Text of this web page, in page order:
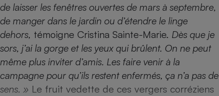
de laisser les fenêtres ouvertes de mars à septembre,
de manger dans le jardin ou d’étendre le linge
dehors, témoigne Cristina Sainte-Marie. Dès que je
sors, j’ai la gorge et les yeux qui brûlent. On ne peut
même plus inviter d’amis. Les faire venir à la
campagne pour qu’ils restent enfermés, ça n’a pas de
sens. » Le fruit vedette de ces vergers corréziens
Lave-linge
Téléviseur
Radiateur électrique
Antimoustique